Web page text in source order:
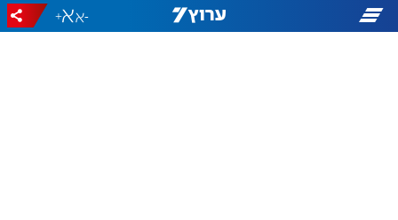
-
+